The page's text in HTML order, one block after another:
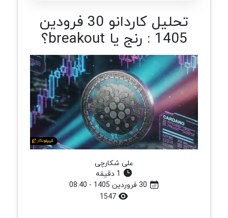
تحلیل کاردانو 30 فرودین
1405 : رنج یا breakout؟
علی شکارچی